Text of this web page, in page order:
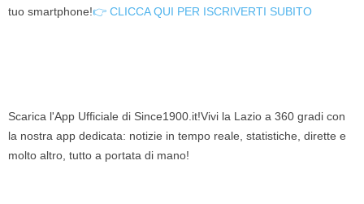
tuo smartphone!👉 CLICCA QUI PER ISCRIVERTI SUBITO
Scarica l'App Ufficiale di Since1900.it!Vivi la Lazio a 360 gradi con
la nostra app dedicata: notizie in tempo reale, statistiche, dirette e
molto altro, tutto a portata di mano!